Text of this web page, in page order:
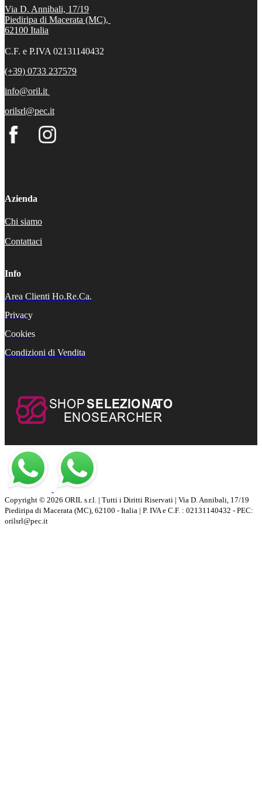
Via D. Annibali, 17/19
Piediripa di Macerata (MC),
62100 Italia
C.F. e P.IVA 02131140432
(+39) 0733 237579
info@oril.it
orilsrl@pec.it
Azienda
Chi siamo
Contattaci
Info
Area Clienti Ho.Re.Ca.
Privacy
Cookies
Condizioni di Vendita
Copyright © 2026 ORIL s.r.l. | Tutti i Diritti Riservati | Via D. Annibali, 17/19
Piediripa di Macerata (MC), 62100 - Italia | P. IVA e C.F. : 02131140432 - PEC:
orilsrl@pec.it